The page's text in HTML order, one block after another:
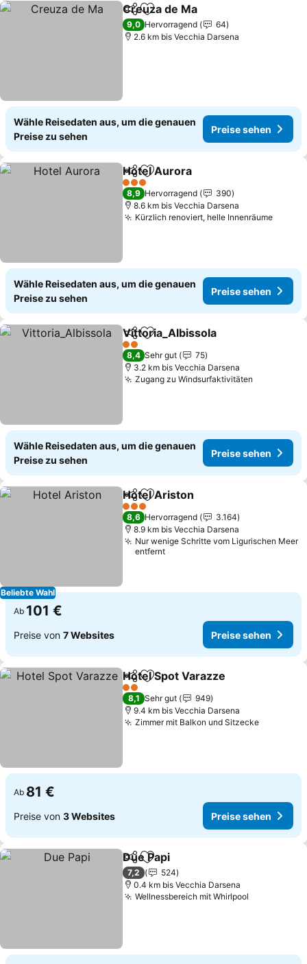
TeilenZu Favoriten hinzufügen
Creuza de Ma
9,0 Hervorragend
64
2.6 km bis Vecchia Darsena
Wähle Reisedaten aus, um die genauen
Preise zu sehen
Preise sehen
TeilenZu Favoriten hinzufügen
Hotel Aurora
3 Sterne
8,9 Hervorragend
390
8.6 km bis Vecchia Darsena
Kürzlich renoviert, helle InnenräumePreise
Wähle Reisedaten aus, um die genauen
Preise zu sehen
Preise sehen
TeilenZu Favoriten hinzufügen
Vittoria_Albissola
2 Sterne
8,4 Sehr gut
75
3.2 km bis Vecchia Darsena
Zugang zu Windsurfaktivitäten
Wähle Reisedaten aus, um die genauen
Preise zu sehen
Preise sehen
Beliebte Wahl
TeilenZu Favoriten hinzufügen
Hotel Ariston
3 Sterne
8,6 Hervorragend
3.164
8.9 km bis Vecchia Darsena
Nur wenige Schritte vom Ligurischen Meer
entfernt
Ab 101 €
Preise von 7 Websites Preise sehen
TeilenZu Favoriten hinzufügen
Hotel Spot Varazze
2 Sterne
8,1 Sehr gut
949
9.4 km bis Vecchia Darsena
Zimmer mit Balkon und SitzeckePreise
Ab 81 €
Preise von 3 Websites Preise sehen
TeilenZu Favoriten hinzufügen
Due Papi
7,2
524
0.4 km bis Vecchia Darsena
Wellnessbereich mit Whirlpool